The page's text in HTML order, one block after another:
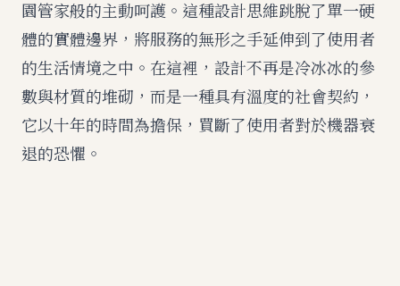
園管家般的主動呵護。這種設計思維跳脫了單一硬
體的實體邊界，將服務的無形之手延伸到了使用者
的生活情境之中。在這裡，設計不再是冷冰冰的參
數與材質的堆砌，而是一種具有溫度的社會契約，
它以十年的時間為擔保，買斷了使用者對於機器衰
退的恐懼。